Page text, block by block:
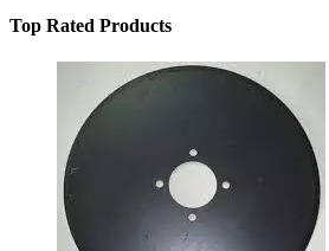
Top Rated Products